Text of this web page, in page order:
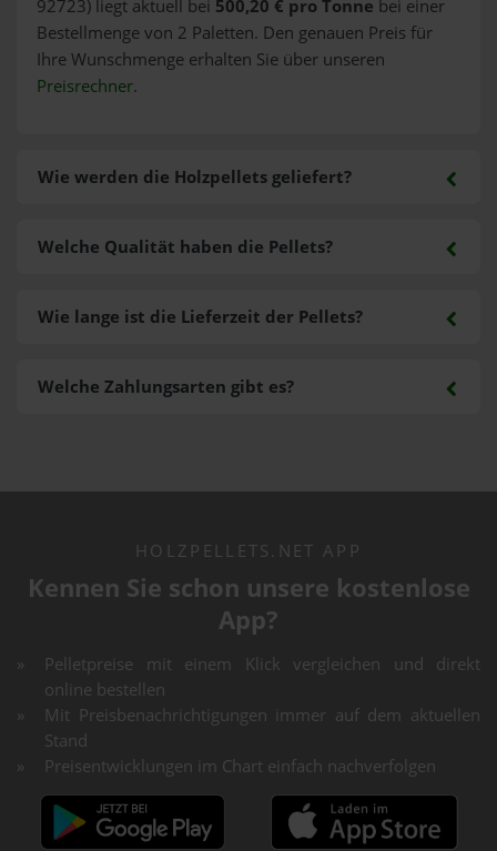
92723) liegt aktuell bei 500,20 € pro Tonne bei einer
Bestellmenge von 2 Paletten. Den genauen Preis für
Ihre Wunschmenge erhalten Sie über unseren
Preisrechner.
Wie werden die Holzpellets geliefert?
Welche Zahlungsarten gibt es?
Welche Qualität haben die Pellets?
Wie lange ist die Lieferzeit der Pellets?
HOLZPELLETS.NET APP
Kennen Sie schon unsere kostenlose
App?
Pelletpreise mit einem Klick vergleichen und direkt
online bestellen
Mit Preisbenachrichtigungen immer auf dem aktuellen
Stand
Preisentwicklungen im Chart einfach nachverfolgen